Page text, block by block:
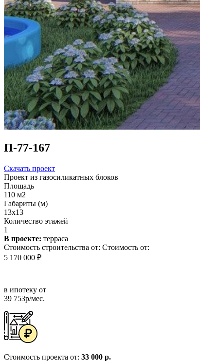
П-77-167
Скачать проект
Проект из газосиликатных блоков
Площадь
110 м2
Габариты (м)
13x13
Количество этажей
1
В проекте: терраса
Стоимость строительства от: Стоимость от:
5 170 000 ₽
в ипотеку от
39 753р/мес.
Стоимость проекта от: 33 000 р.